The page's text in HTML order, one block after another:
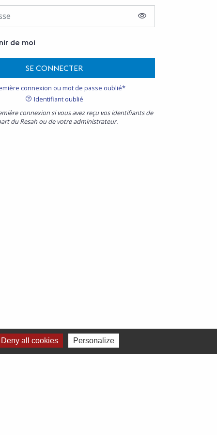
AFFICHER LE MOT
de moi
SE CONNECTER
connexion ou mot de passe oublié*
Identifiant oublié
connexion si vous avez reçu vos identifiants de
du Resah ou de votre administrateur.
Deny all cookies Personalize